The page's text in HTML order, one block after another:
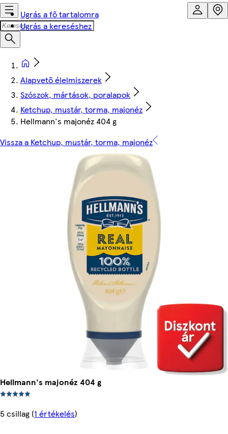
Ugrás a fő tartalomra
Ugrás a kereséshez
Alapvető élelmiszerek
Szószok, mártások, poralapok
Ketchup, mustár, torma, majonéz
Hellmann's majonéz 404 g
Vissza a Ketchup, mustár, torma, majonéz
Hellmann's majonéz 404 g
5 csillag (1 értékelés)